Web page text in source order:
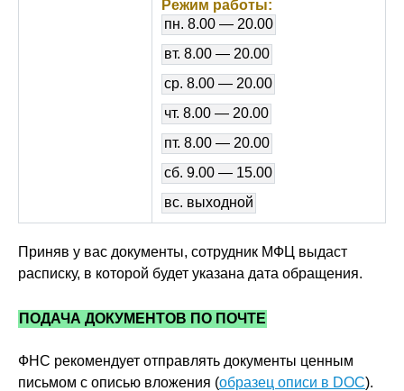
Режим работы:
пн. 8.00 — 20.00
вт. 8.00 — 20.00
ср. 8.00 — 20.00
чт. 8.00 — 20.00
пт. 8.00 — 20.00
сб. 9.00 — 15.00
вс. выходной
Приняв у вас документы, сотрудник МФЦ выдаст
расписку, в которой будет указана дата обращения.
ПОДАЧА ДОКУМЕНТОВ ПО ПОЧТЕ
ФНС рекомендует отправлять документы ценным
письмом с описью вложения (образец описи в DOC).